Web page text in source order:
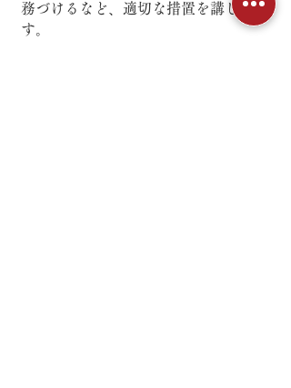
務づけるなど、適切な措置を講じま
す。